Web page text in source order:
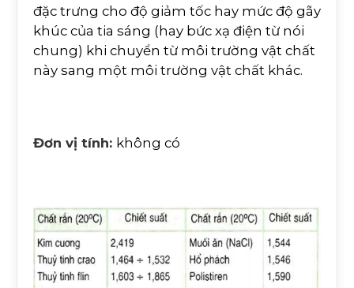
đặc trưng cho độ giảm tốc hay mức độ gãy
khúc của tia sáng (hay bức xạ điện từ nói
chung) khi chuyển từ môi trường vật chất
này sang một môi trường vật chất khác.
Đơn vị tính: không có